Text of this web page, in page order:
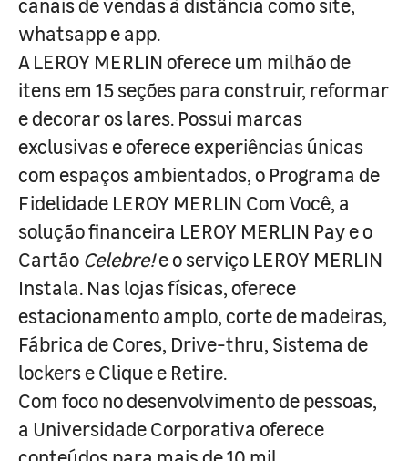
whatsapp e app.
A LEROY MERLIN oferece um milhão de
itens em 15 seções para construir, reformar
e decorar os lares. Possui marcas
exclusivas e oferece experiências únicas
com espaços ambientados, o Programa de
Fidelidade LEROY MERLIN Com Você, a
solução financeira LEROY MERLIN Pay e o
Cartão Celebre!e o serviço LEROY MERLIN
Instala. Nas lojas físicas, oferece
estacionamento amplo, corte de madeiras,
Fábrica de Cores, Drive-thru, Sistema de
lockers e Clique e Retire.
Com foco no desenvolvimento de pessoas,
a Universidade Corporativa oferece